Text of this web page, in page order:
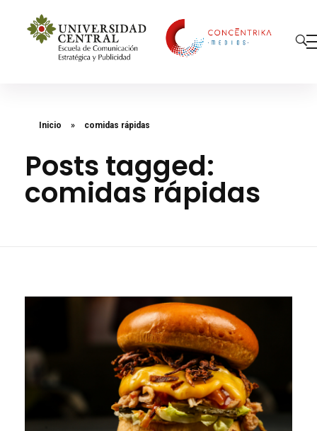
Inicio » comidas rápidas
Posts tagged:
comidas rápidas